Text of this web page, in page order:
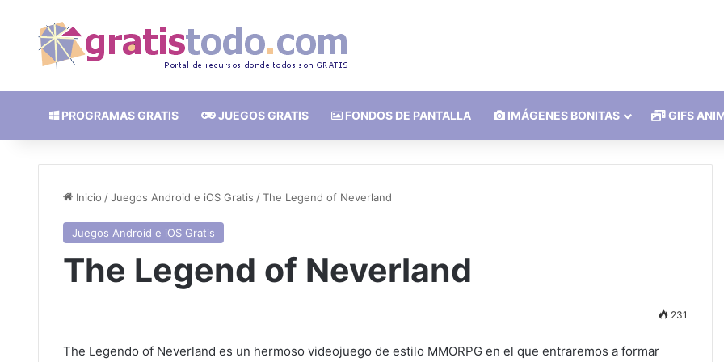
PROGRAMAS GRATIS JUEGOS GRATIS FONDOS DE PANTALLA IMÁGENES BONITAS GIFS
Inicio /Juegos Android e iOS Gratis /The Legend of Neverland
Juegos Android e iOS Gratis
The Legend of Neverland
231
The Legendo of Neverland es un hermoso videojuego de estilo MMORPG en el que entraremos a formar